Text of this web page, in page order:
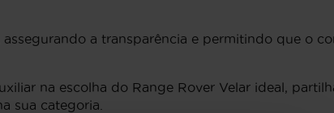
a transparência e permitindo que o
na escolha do Range Rover Velar ideal,
sua categoria.